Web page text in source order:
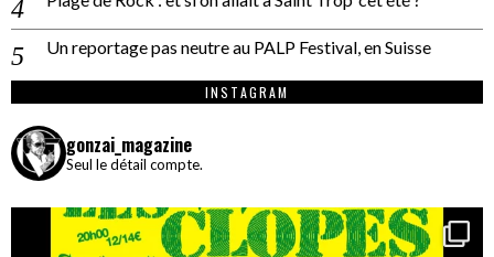
Un reportage pas neutre au PALP Festival, en Suisse
INSTAGRAM
gonzai_magazine
Seul le détail compte.